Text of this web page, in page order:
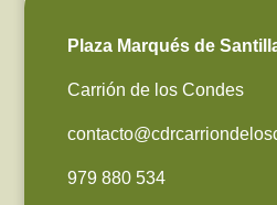
Plaza Marqués de
Carrión de los Condes
979 880 534